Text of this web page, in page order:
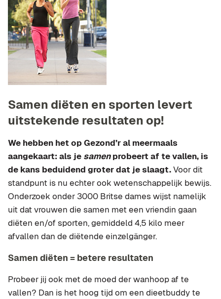
Samen diëten en sporten levert
uitstekende resultaten op!
We hebben het op Gezond’r al meermaals
aangekaart: als je samenprobeert af te vallen, is
de kans beduidend groter dat je slaagt.Voor dit
standpunt is nu echter ook wetenschappelijk bewijs.
Onderzoek onder 3000 Britse dames wijst namelijk
uit dat vrouwen die samen met een vriendin gaan
diëten en/of sporten, gemiddeld 4,5 kilo meer
afvallen dan de diëtende einzelgänger.
Samen diëten = betere resultaten
Probeer jij ook met de moed der wanhoop af te
vallen? Dan is het hoog tijd om een dieetbuddy te